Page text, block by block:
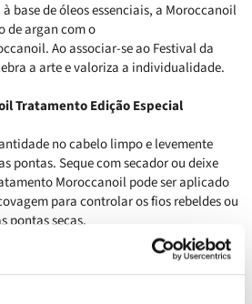
base de óleos essenciais, a Moroccanoil
de argan com o
Ao associar-se ao Festival da
a arte e valoriza a individualidade.
Tratamento Edição Especial
no cabelo limpo e levemente
pontas. Seque com secador ou deixe
Moroccanoil pode ser aplicado
para controlar os fios rebeldes ou
pontas secas.
Argão e vitaminas que aumentam o